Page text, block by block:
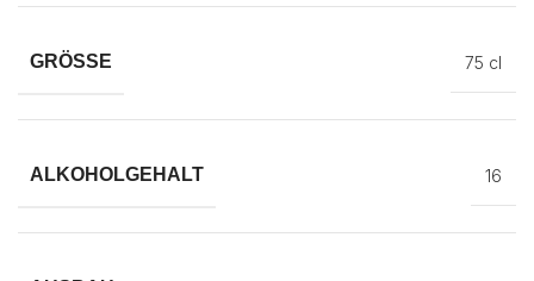
GRÖSSE 75 cl
ALKOHOLGEHALT 16